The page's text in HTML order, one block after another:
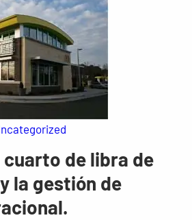
cuarto de libra de
la gestión de